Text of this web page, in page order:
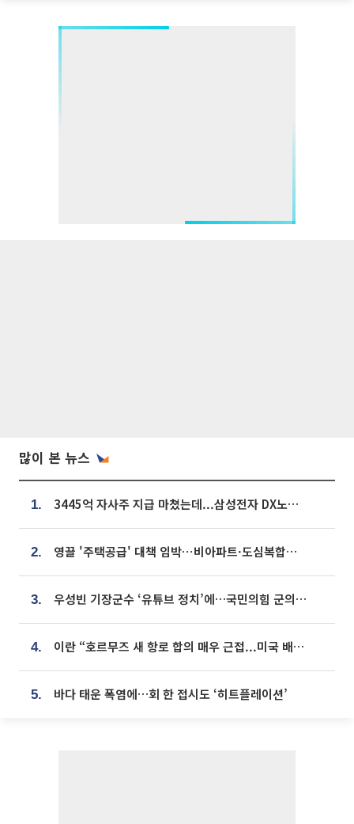
많이 본 뉴스
1. 3445억 자사주 지급 마쳤는데...삼성전자 DX노조, 뒤늦은 '떼쓰기 집회'
2. 영끌 '주택공급' 대책 임박⋯비아파트·도심복합까지 총동원
3. 우성빈 기장군수 ‘유튜브 정치’에…국민의힘 군의원들 집단 반발
4. 이란 “호르무즈 새 항로 합의 매우 근접...미국 배상 먼저”
5. 바다 태운 폭염에…회 한 접시도 ‘히트플레이션’